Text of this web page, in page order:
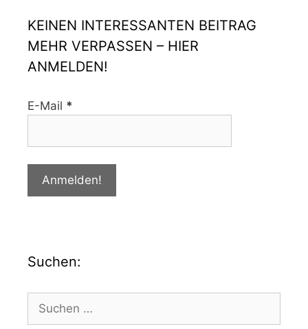
KEINEN INTERESSANTEN BEITRAG
MEHR VERPASSEN – HIER
ANMELDEN!
E-Mail *
Suchen: